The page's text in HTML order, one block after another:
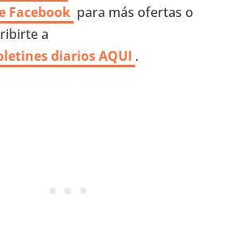
Facebook para más ofertas o
a
diarios AQUI .